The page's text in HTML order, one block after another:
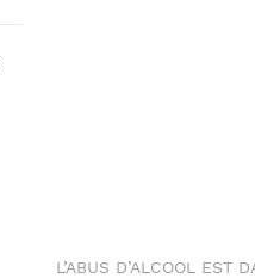
L’ABUS D’ALCOOL EST